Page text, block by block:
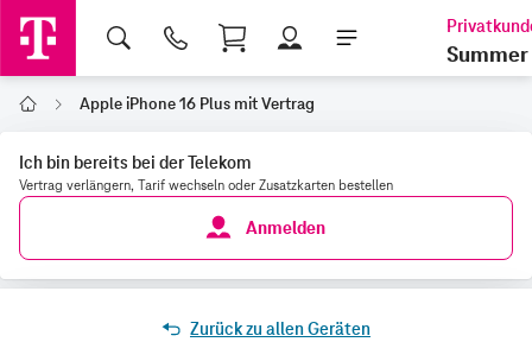
Shopping Cart
Summer
Home Apple iPhone 16 Plus mit Vertrag
Ich bin bereits bei der Telekom
Vertrag verlängern, Tarif wechseln oder Zusatzkarten bestellen
Anmelden
Zurück zu allen Geräten